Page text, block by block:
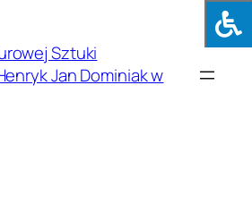
Sztuki
Jan Dominiak w